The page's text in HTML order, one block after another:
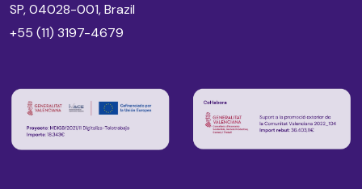
SP, 04028-001, Brazil
+55 (11) 3197-4679